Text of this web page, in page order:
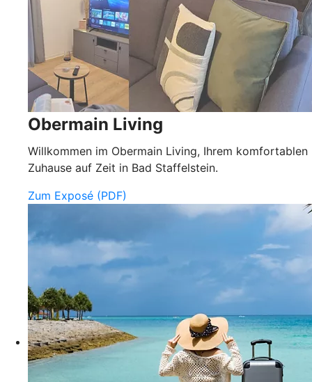
Obermain Living
Willkommen im Obermain Living, Ihrem komfortablen
Zuhause auf Zeit in Bad Staffelstein.
Zum Exposé (PDF)